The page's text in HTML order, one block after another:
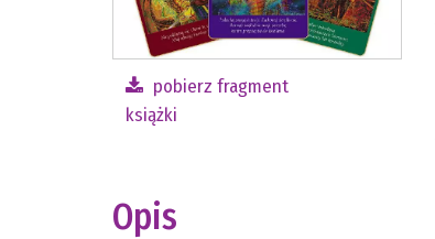
pobierz fragment
książki
Opis